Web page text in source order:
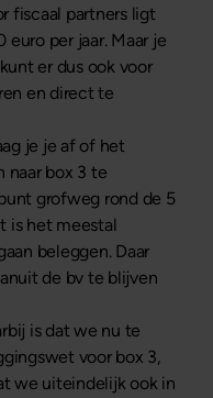
fiscaal partners ligt
per jaar. Maar je
er dus ook voor
en direct te
je je af of het
naar box 3 te
grofweg rond de 5
is het meestal
beleggen. Daar
de bv te blijven
is dat we nu te
voor box 3,
we uiteindelijk ook in